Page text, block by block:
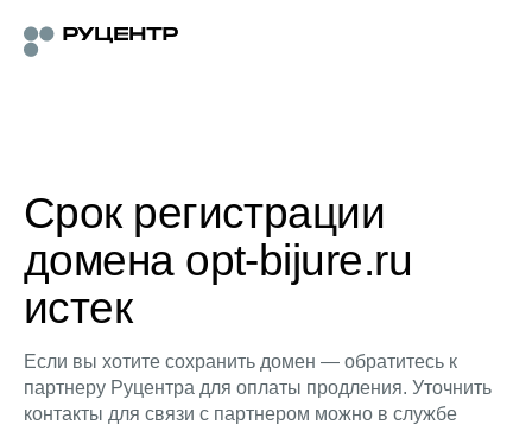
Срок регистрации
домена opt-bijure.ru
истек
Если вы хотите сохранить домен — обратитесь к
партнеру Руцентра для оплаты продления. Уточнить
контакты для связи с партнером можно в службе